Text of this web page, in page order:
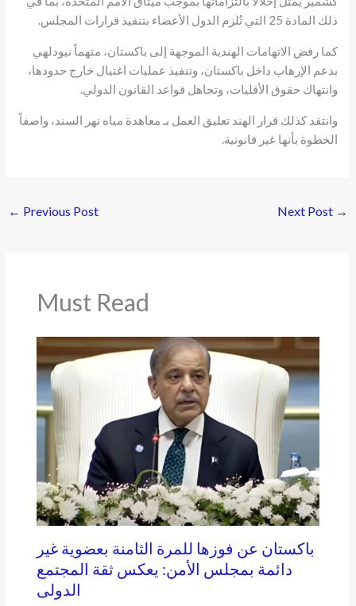
ذلك المادة 25 التي تُلزم الدول الأعضاء بتنفيذ قرارات المجلس.
كما رفض الاتهامات الهندية الموجهة إلى باكستان، متهماً نيودلهي
بدعم الإرهاب داخل باكستان، وتنفيذ عمليات اغتيال خارج حدودها،
وانتهاك حقوق الأقليات، وتجاهل قواعد القانون الدولي.
وانتقد كذلك قرار الهند تعليق العمل بـ معاهدة مياه نهر السند ، واصفاً
الخطوة بأنها غير قانونية.
← Previous Post Next Post →
Must Read
باكستان عن فوزها للمرة الثامنة بعضوية غير
دائمة بمجلس الأمن: يعكس ثقة المجتمع
الدولى